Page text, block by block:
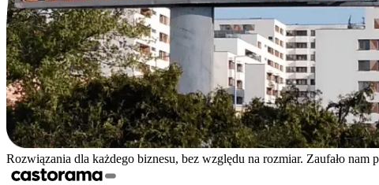
Rozwiązania dla każdego biznesu, bez względu na rozmiar. Zaufało nam